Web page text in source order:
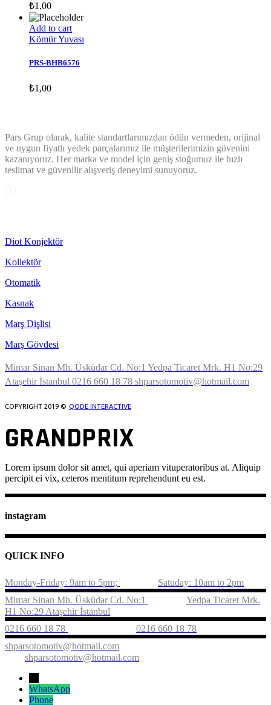
₺1,00
Add to cart
Kömür Yuvası
PRS-BHB6576
₺1,00
Pars Grup olarak, kalite standartlarımızdan ödün vermeden, orijinal
ve uygun fiyatlı yedek parçalarımız ile müşterilerimizin güvenini
kazanıyoruz. Her marka ve model için geniş stoğumuz ile hızlı
teslimat ve güvenilir alışveriş deneyimi sunuyoruz.
Diot Konjektör
Kollektör
Otomatik
Kasnak
Marş Dişlisi
Marş Gövdesi
Mimar Sinan Mh. Üsküdar Cd. No:1 Yedpa Ticaret Mrk. H1 No:29
Ataşehir İstanbul 0216 660 18 78 shparsotomotiv@hotmail.com
COPYRIGHT 2019 © QODE INTERACTIVE
GRANDPRIX
Lorem ipsum dolor sit amet, qui aperiam vituperatoribus at. Aliquip
percipit ei vix, ceteros mentitum reprehendunt eu est.
instagram
QUICK INFO
Monday-Friday: 9am to 5pm;
Satuday: 10am to 2pm
Mimar Sinan Mh. Üsküdar Cd. No:1
Yedpa Ticaret Mrk.
H1 No:29 Ataşehir İstanbul
0216 660 18 78
0216 660 18 78
shparsotomotiv@hotmail.com
shparsotomotiv@hotmail.com
WhatsApp
Phone